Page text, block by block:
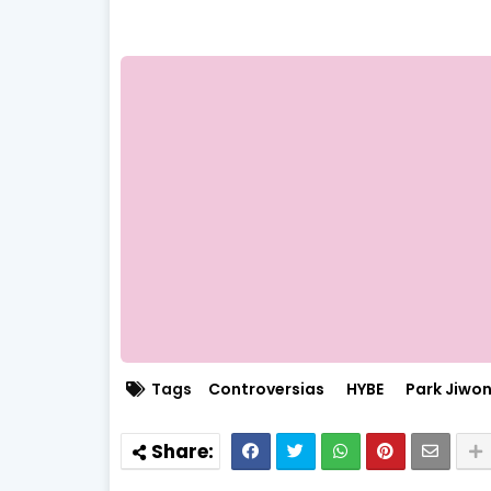
Tags Controversias HYBE Park Jiwon